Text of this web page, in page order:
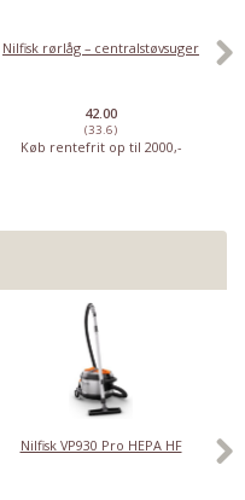
Nilfisk rørlåg – centralstøvsuger
42.00
(33.6)
Køb rentefrit op til 2000,-
Nilfisk VP930 Pro HEPA HF